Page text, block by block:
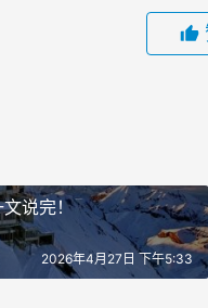
说完！
2026年4月27日 下午5:33